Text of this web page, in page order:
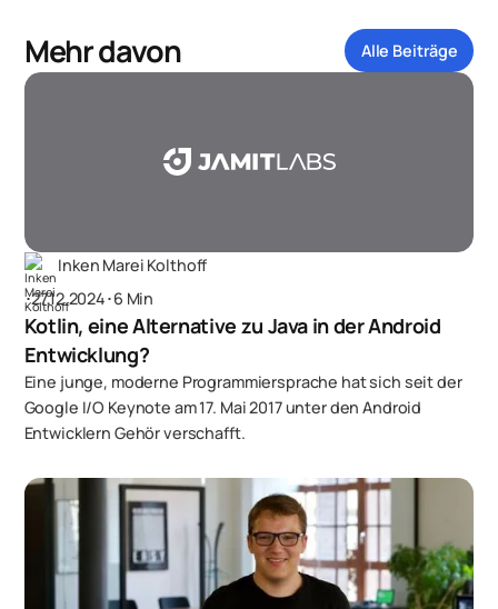
Mehr davon Alle Beiträge
Inken Marei Kolthoff
･27.12.2024･6 Min
Kotlin, eine Alternative zu Java in der Android
Entwicklung?
Eine junge, moderne Programmiersprache hat sich seit der
Google I/O Keynote am 17. Mai 2017 unter den Android
Entwicklern Gehör verschafft.